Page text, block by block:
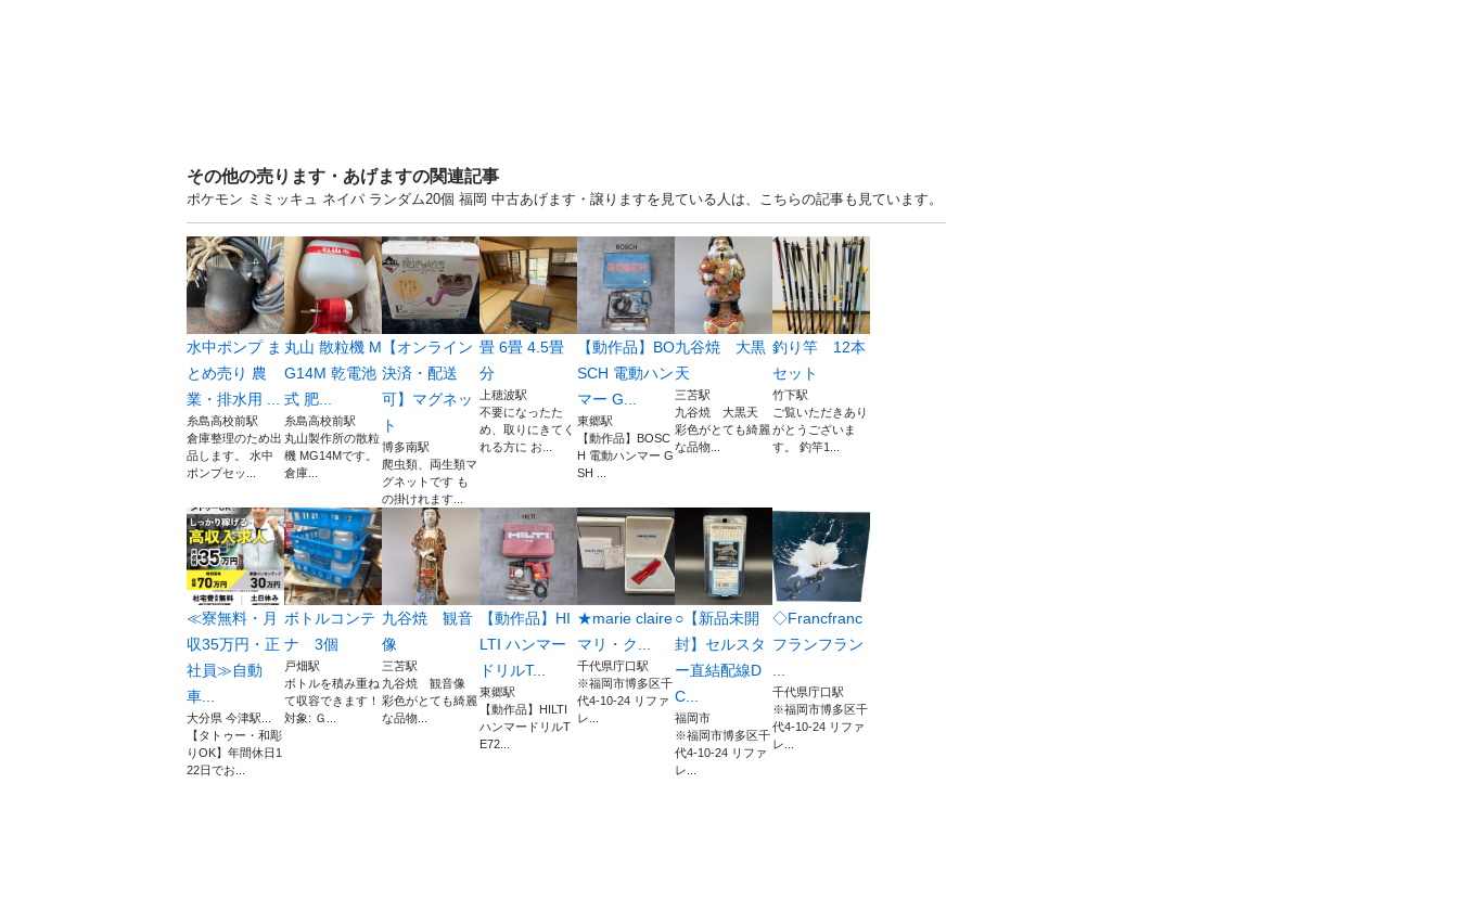
その他の売ります・あげますの関連記事
ポケモン ミミッキュ ネイパ ランダム20個 福岡 中古あげます・譲りますを見ている人は、こちらの記事も見ています。
水中ポンプ ま
とめ売り 農
業・排水用 ...
糸島高校前駅
倉庫整理のため出
品します。 水中
ポンプセッ...
丸山 散粒機 M
G14M 乾電池
式 肥...
糸島高校前駅
丸山製作所の散粒
機 MG14Mです。
倉庫...
【オンライン
決済・配送
可】マグネッ
ト
博多南駅
爬虫類、両生類マ
グネットです も
の掛けれます...
畳 6畳 4.5畳
分
上穂波駅
不要になったた
め、取りにきてく
れる方に お...
【動作品】BO
SCH 電動ハン
マー G...
東郷駅
【動作品】BOSC
H 電動ハンマー G
SH ...
九谷焼 大黒
天
三苫駅
九谷焼 大黒天
彩色がとても綺麗
な品物...
釣り竿 12本
セット
竹下駅
ご覧いただきあり
がとうございま
す。 釣竿1...
≪寮無料・月
収35万円・正
社員≫自動
車...
大分県 今津駅...
【タトゥー・和彫
りOK】年間休日1
22日でお...
ボトルコンテ
ナ 3個
戸畑駅
ボトルを積み重ね
て収容できます！
対象: Ｇ...
九谷焼 観音
像
三苫駅
九谷焼 観音像
彩色がとても綺麗
な品物...
【動作品】HI
LTI ハンマー
ドリルT...
東郷駅
【動作品】HILTI
ハンマードリルT
E72...
★marie claire
マリ・ク...
千代県庁口駅
※福岡市博多区千
代4-10-24 リファ
レ...
○【新品未開
封】セルスタ
ー直結配線D
C...
福岡市
※福岡市博多区千
代4-10-24 リファ
レ...
◇Francfranc
フランフラン
千代県庁口駅
※福岡市博多区千
代4-10-24 リファ
レ...